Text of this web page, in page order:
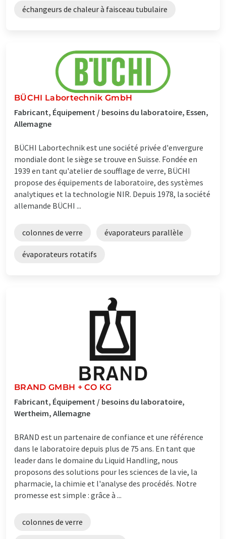
échangeurs de chaleur à faisceau tubulaire
BÜCHI Labortechnik GmbH
Fabricant, Équipement / besoins du laboratoire, Essen,
Allemagne
BÜCHI Labortechnik est une société privée d'envergure
mondiale dont le siège se trouve en Suisse. Fondée en
1939 en tant qu'atelier de soufflage de verre, BÜCHI
propose des équipements de laboratoire, des systèmes
analytiques et la technologie NIR. Depuis 1978, la société
allemande BÜCHI ...
colonnes de verre évaporateurs parallèle
évaporateurs rotatifs
BRAND GMBH + CO KG
Fabricant, Équipement / besoins du laboratoire,
Wertheim, Allemagne
BRAND est un partenaire de confiance et une référence
dans le laboratoire depuis plus de 75 ans. En tant que
leader dans le domaine du Liquid Handling, nous
proposons des solutions pour les sciences de la vie, la
pharmacie, la chimie et l'analyse des procédés. Notre
promesse est simple : grâce à ...
colonnes de verre